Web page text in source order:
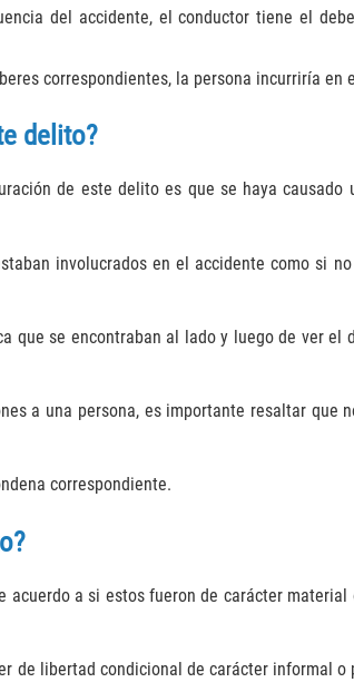
del accidente, el conductor tiene el
correspondientes, la persona incurriría en
delito?
de este delito es que se haya causado
involucrados en el accidente como si
que se encontraban al lado y luego de ver el
a una persona, es importante resaltar que
correspondiente.
a si estos fueron de carácter material
de libertad condicional de carácter informal o